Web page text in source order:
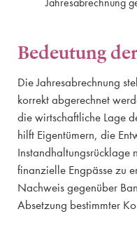
Jahresabrechnung
Bedeutung
Die Jahresabrechnung
korrekt abgerechnet
die wirtschaftliche Lage
hilft Eigentümern, die
Instandhaltungsrücklage
finanzielle Engpässe zu
Nachweis gegenüber
Absetzung bestimmter